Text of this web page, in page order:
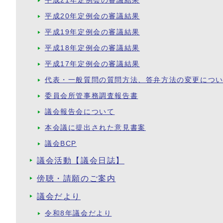
平成20年定例会の審議結果
平成19年定例会の審議結果
平成18年定例会の審議結果
平成17年定例会の審議結果
代表・一般質問の質問方法、答弁方法の変更につ
委員会所管事務調査報告書
議会報告会について
本会議に提出された意見書案
議会BCP
議会活動【議会日誌】
傍聴・請願のご案内
議会だより
令和8年議会だより